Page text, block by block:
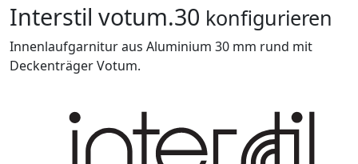
Interstil votum.30 konfigurieren
Innenlaufgarnitur aus Aluminium 30 mm rund mit
Deckenträger Votum.